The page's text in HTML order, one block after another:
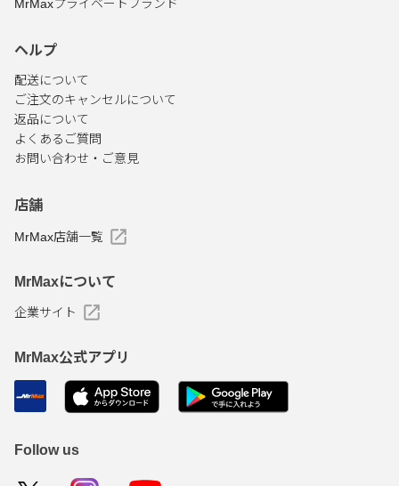
MrMaxプライベートブランド
ヘルプ
配送について
ご注文のキャンセルについて
返品について
よくあるご質問
お問い合わせ・ご意見
店舗
MrMax店舗一覧
MrMaxについて
企業サイト
MrMax公式アプリ
Follow us